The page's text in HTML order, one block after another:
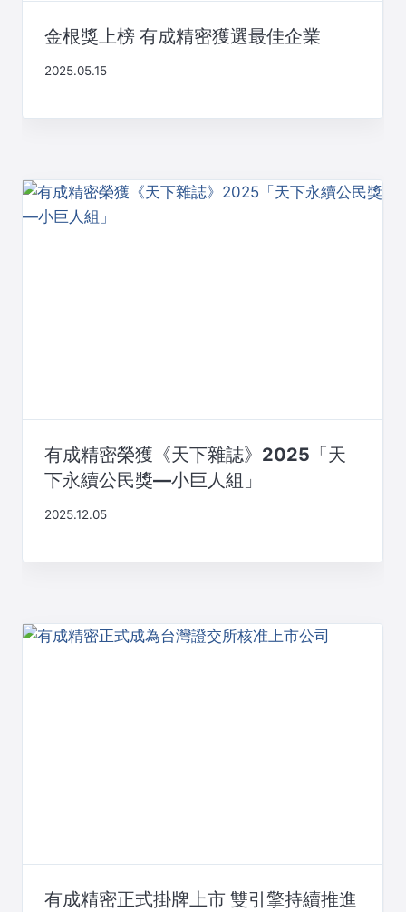
金根獎上榜 有成精密獲選最佳企業
2025.05.15
有成精密榮獲《天下雜誌》2025「天
下永續公民獎—小巨人組」
2025.12.05
有成精密正式掛牌上市 雙引擎持續推進